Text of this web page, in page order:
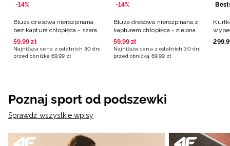
-14%
Bluza dresowa nierozpinana
bez kaptura chłopięca - szara
59,99 zł
Najniższa cena z ostatnich 30 dni
przed obniżką 69,99 zł
-14%
Bluza dresowa nierozpinana z
kapturem chłopięca - zielona
59,99 zł
Najniższa cena z ostatnich 30 dni
przed obniżką 69,99 zł
299,
Poznaj sport od podszewki
Sprawdź wszystkie wpisy